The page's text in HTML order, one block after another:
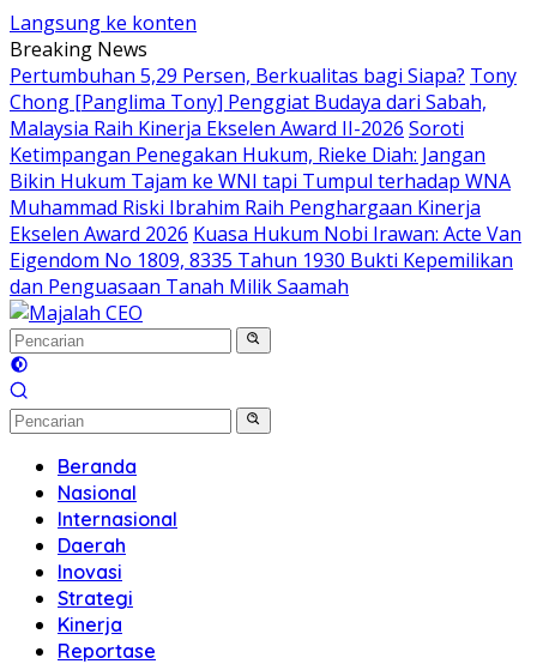
Langsung ke konten
Breaking News
Pertumbuhan 5,29 Persen, Berkualitas bagi Siapa? Tony
Chong [Panglima Tony] Penggiat Budaya dari Sabah,
Malaysia Raih Kinerja Ekselen Award II-2026 Soroti
Ketimpangan Penegakan Hukum, Rieke Diah: Jangan
Bikin Hukum Tajam ke WNI tapi Tumpul terhadap WNA
Muhammad Riski Ibrahim Raih Penghargaan Kinerja
Ekselen Award 2026 Kuasa Hukum Nobi Irawan: Acte Van
Eigendom No 1809, 8335 Tahun 1930 Bukti Kepemilikan
dan Penguasaan Tanah Milik Saamah
Beranda
Nasional
Internasional
Daerah
Inovasi
Strategi
Kinerja
Reportase